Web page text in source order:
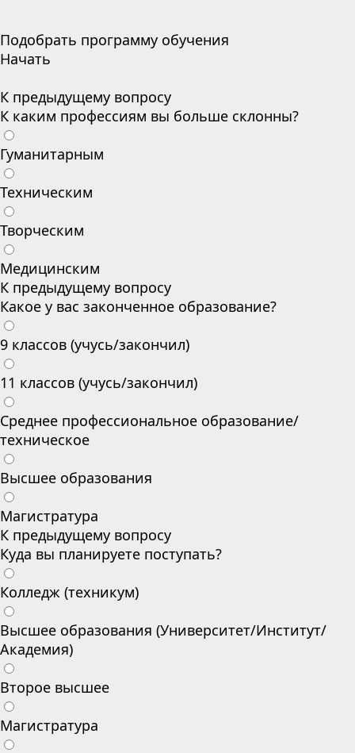
Подобрать программу обучения
Начать
К предыдущему вопросу
К каким профессиям вы больше склонны?
Гуманитарным
Техническим
Творческим
Медицинским
К предыдущему вопросу
Какое у вас законченное образование?
9 классов (учусь/закончил)
11 классов (учусь/закончил)
Среднее профессиональное образование/
техническое
Высшее образования
Магистратура
К предыдущему вопросу
Куда вы планируете поступать?
Колледж (техникум)
Высшее образования (Университет/Институт/
Академия)
Второе высшее
Магистратура